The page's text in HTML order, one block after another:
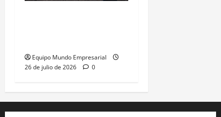
Equipo Mundo Empresarial
26 de julio de 2026
0